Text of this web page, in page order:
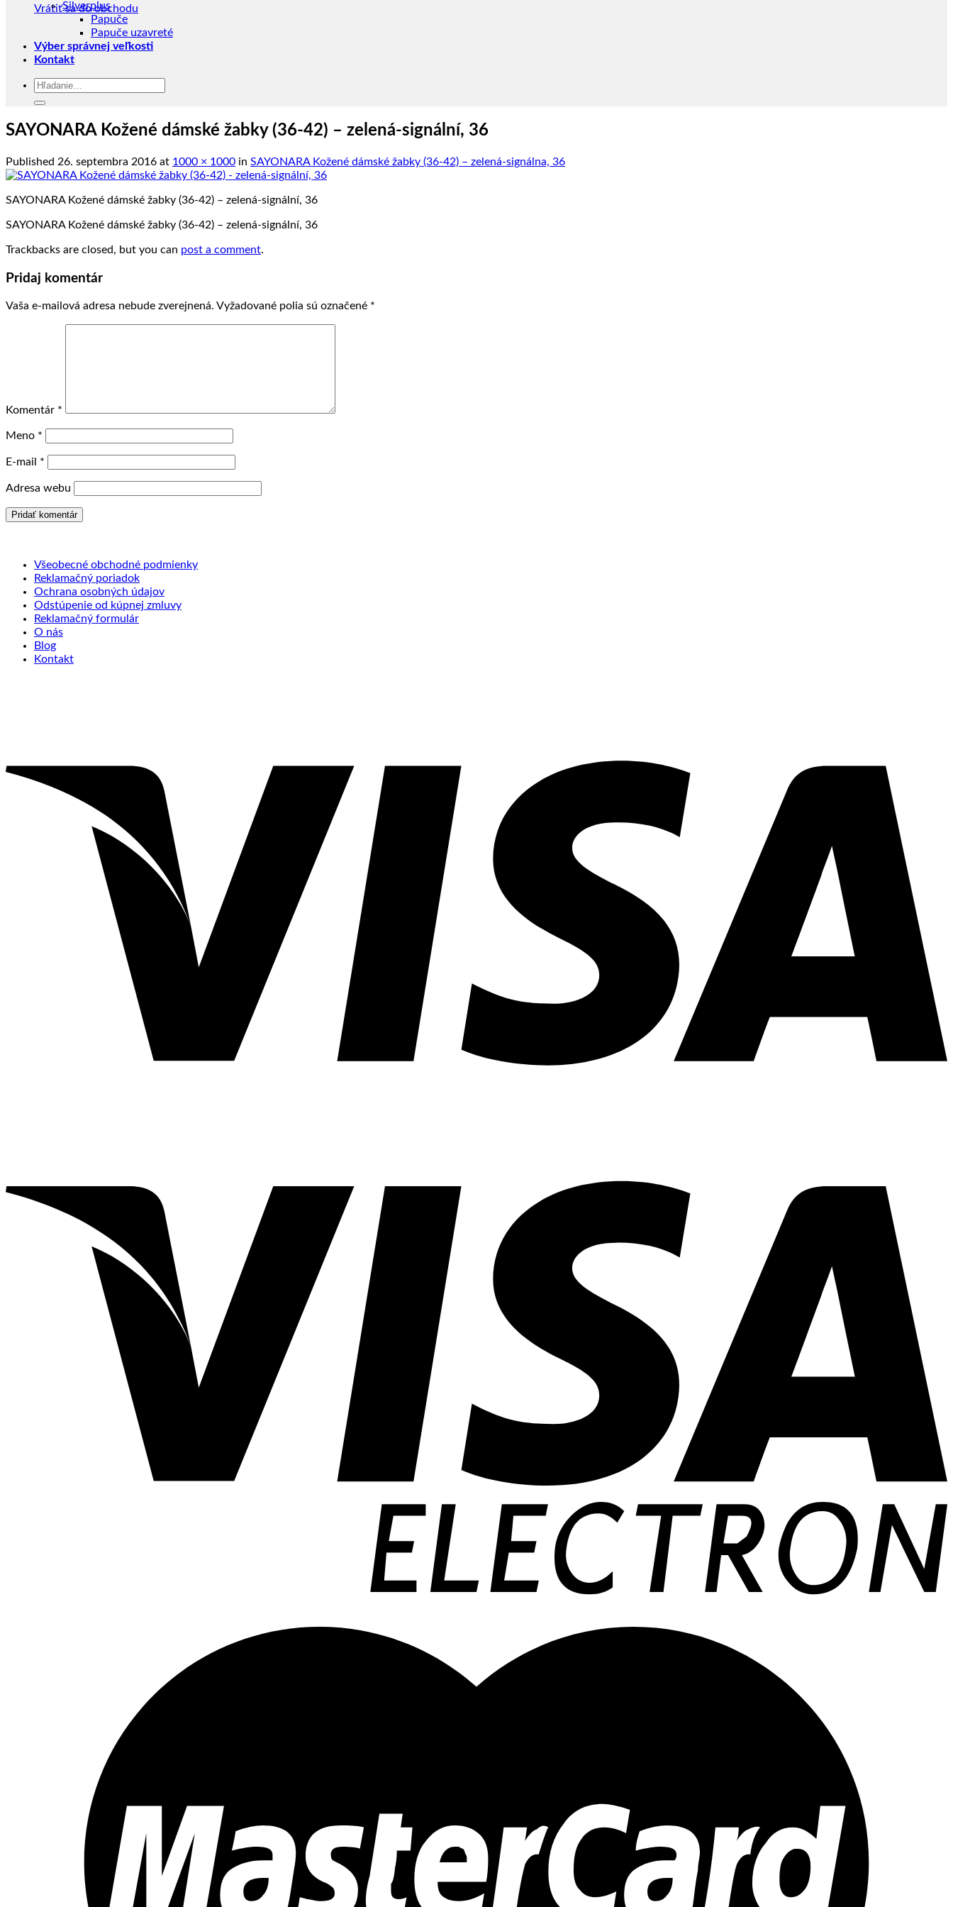
Vrátiť sa do obchodu
Silverplus
Papuče
Papuče uzavreté
Výber správnej veľkosti
Kontakt
Hľadať:
SAYONARA Kožené dámské žabky (36-42) – zelená-signální, 36
Published 26. septembra 2016 at 1000 × 1000 in SAYONARA Kožené dámské žabky (36-42) – zelená-signálna, 36
SAYONARA Kožené dámské žabky (36-42) – zelená-signální, 36
SAYONARA Kožené dámské žabky (36-42) – zelená-signální, 36
Trackbacks are closed, but you can post a comment.
Pridaj komentár
Vaša e-mailová adresa nebude zverejnená. Vyžadované polia sú označené *
Komentár *
Meno *
E-mail *
Adresa webu
Všeobecné obchodné podmienky
Reklamačný poriadok
Ochrana osobných údajov
Odstúpenie od kúpnej zmluvy
Reklamačný formulár
O nás
Blog
Kontakt